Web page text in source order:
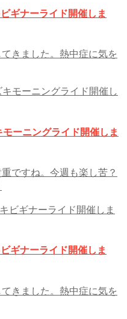
ギナーライド開催しま
きました。熱中症に気を
ーニングライド開催しま
ですね。今週も楽し苦？
ギナーライド開催しま
きました。熱中症に気を